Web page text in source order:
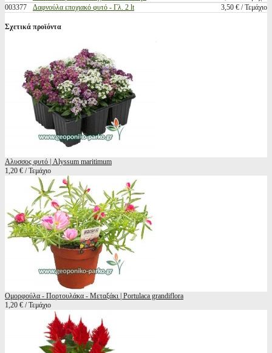
003377
Δαφνούλα εποχιακό φυτό - Γλ. 2 lt 3,50 € / Τεμάχιο
Σχετικά προϊόντα
Αλυσσος φυτό | Alyssum maritimum
1,20 € / Τεμάχιο
Ομορφούλα - Πορτουλάκα - Μεταξάκι | Portulaca grandiflora
1,20 € / Τεμάχιο